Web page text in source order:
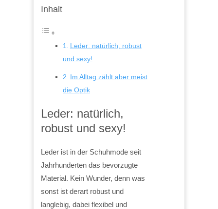
Inhalt
Leder: natürlich, robust
und sexy!
Im Alltag zählt aber meist
die Optik
Leder: natürlich,
robust und sexy!
Leder ist in der Schuhmode seit
Jahrhunderten das bevorzugte
Material. Kein Wunder, denn was
sonst ist derart robust und
langlebig, dabei flexibel und